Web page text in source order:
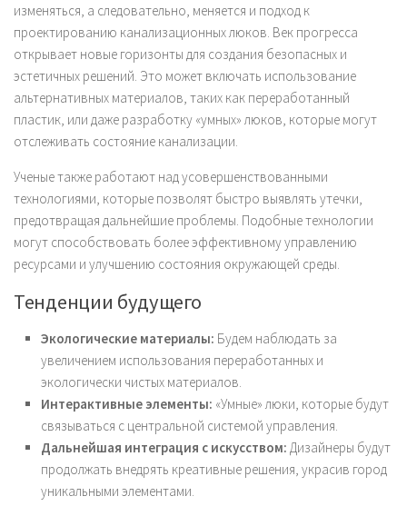
изменяться, а следовательно, меняется и подход к
проектированию канализационных люков. Век прогресса
открывает новые горизонты для создания безопасных и
эстетичных решений. Это может включать использование
альтернативных материалов, таких как переработанный
пластик, или даже разработку «умных» люков, которые могут
отслеживать состояние канализации.
Ученые также работают над усовершенствованными
технологиями, которые позволят быстро выявлять утечки,
предотвращая дальнейшие проблемы. Подобные технологии
могут способствовать более эффективному управлению
ресурсами и улучшению состояния окружающей среды.
Тенденции будущего
Экологические материалы: Будем наблюдать за
увеличением использования переработанных и
экологически чистых материалов.
Интерактивные элементы: «Умные» люки, которые будут
связываться с центральной системой управления.
Дальнейшая интеграция с искусством: Дизайнеры будут
продолжать внедрять креативные решения, украсив город
уникальными элементами.